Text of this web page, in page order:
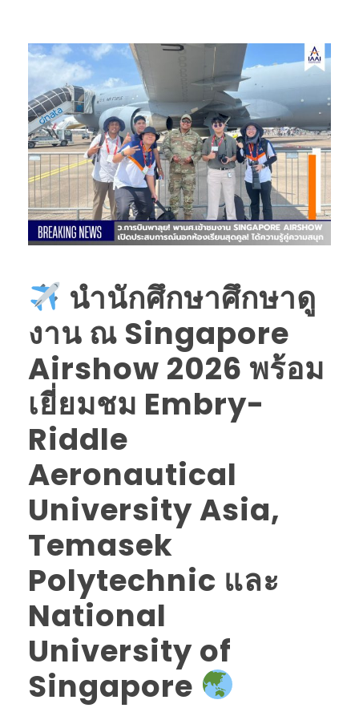
นำนักศึกษาศึกษาดู
งาน ณ Singapore
Airshow 2026 พร้อม
เยี่ยมชม Embry-
Riddle
Aeronautical
University Asia,
Temasek
Polytechnic และ
National
University of
Singapore